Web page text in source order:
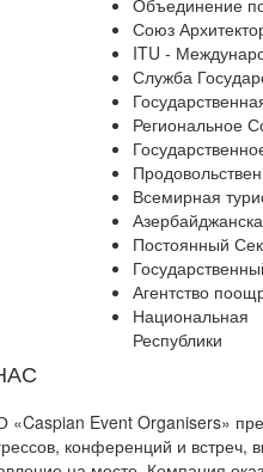
Союз
ITU -
Служба
Региональное
Всемирная
Постоянный
Агентство
Республики
Event Organisers»
конференций и встреч,